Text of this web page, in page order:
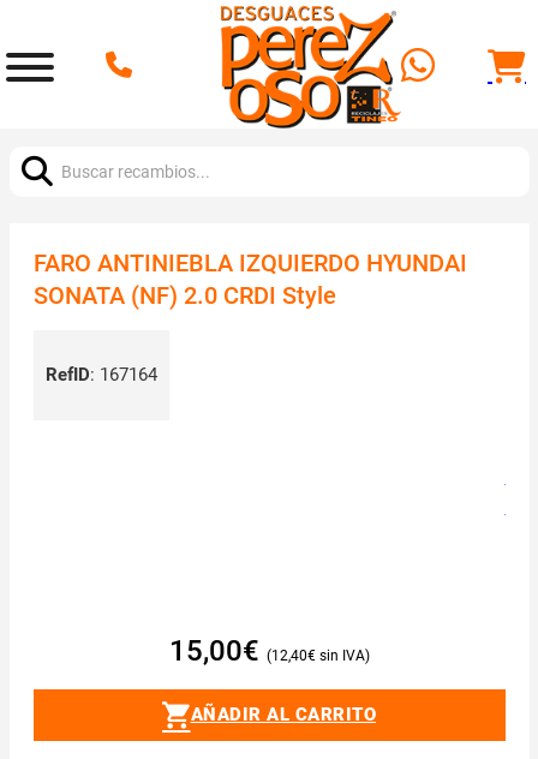
FARO ANTINIEBLA IZQUIERDO HYUNDAI
SONATA (NF) 2.0 CRDI Style
RefID: 167164
15,00€ 12,40€
AÑADIR AL CARRITO